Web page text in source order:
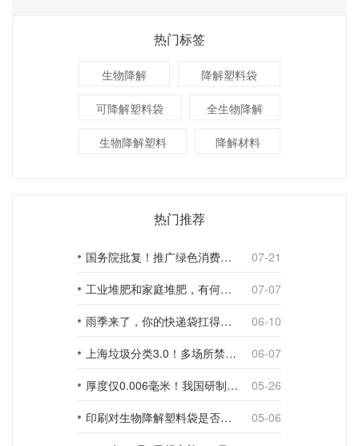
热门标签
生物降解 降解塑料袋
可降解塑料袋 全生物降解
生物降解塑料 降解材料
热门推荐
国务院批复！推广绿色消费，引导使用环保可降解包装材料
07-21
工业堆肥和家庭堆肥，有何不同？
07-07
雨季来了，你的快递袋扛得住吗？
06-10
上海垃圾分类3.0！多场所禁止使用一次性塑料袋；推动快递包装绿色转型
06-07
厚度仅0.006毫米！我国研制出超薄型全生物降解渗水地膜
05-26
印刷对生物降解塑料袋是否构成影响？
05-06